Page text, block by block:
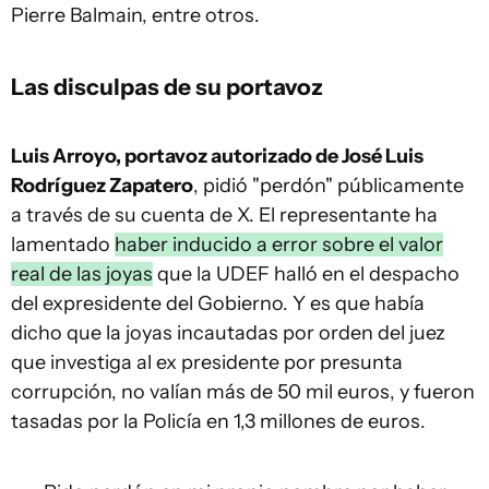
Pierre Balmain, entre otros.
Las disculpas de su portavoz
Luis Arroyo, portavoz autorizado de José Luis
Rodríguez Zapatero, pidió "perdón" públicamente
a través de su cuenta de X. El representante ha
lamentado haber inducido a error sobre el valor
real de las joyas que la UDEF halló en el despacho
del expresidente del Gobierno. Y es que había
dicho que la joyas incautadas por orden del juez
que investiga al ex presidente por presunta
corrupción, no valían más de 50 mil euros, y fueron
tasadas por la Policía en 1,3 millones de euros.